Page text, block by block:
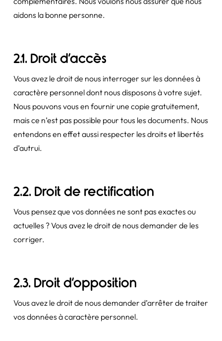
aidons la bonne personne.
2.1. Droit d’accès
Vous avez le droit de nous interroger sur les données à
caractère personnel dont nous disposons à votre sujet.
Nous pouvons vous en fournir une copie gratuitement,
mais ce n’est pas possible pour tous les documents. Nous
entendons en effet aussi respecter les droits et libertés
d’autrui.
2.2. Droit de rectification
Vous pensez que vos données ne sont pas exactes ou
actuelles ? Vous avez le droit de nous demander de les
corriger.
2.3. Droit d’opposition
Vous avez le droit de nous demander d’arrêter de traiter
vos données à caractère personnel.